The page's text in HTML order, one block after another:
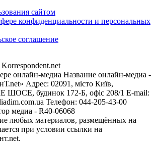
сайтом
конфиденциальности и персональных
соглашение
онлайн-медиа Название онлайн-медиа -
Адрес: 02091, місто Київ,
будинок 172-Б, офіс 208/1 E-mail:
Телефон: 044-205-43-00
медиа - R40-06068
любых материалов, размещённых на
при условии ссылки на